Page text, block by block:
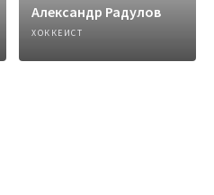
Александр Радулов
ХОККЕИСТ